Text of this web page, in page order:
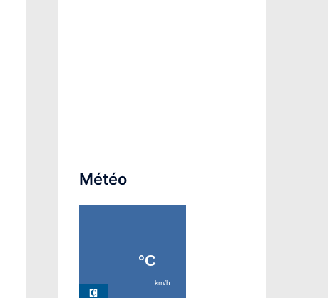
Météo